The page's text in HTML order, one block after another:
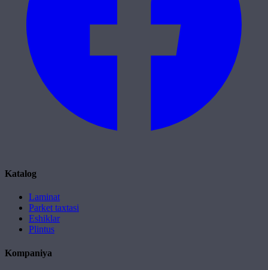
Katalog
Laminat
Parket taxtasi
Eshiklar
Plintus
Kompaniya